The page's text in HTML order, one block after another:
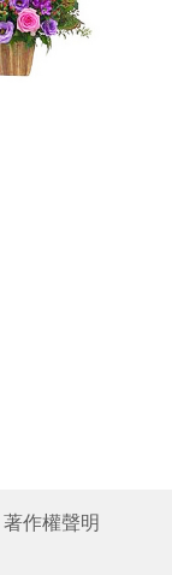
著作權聲明